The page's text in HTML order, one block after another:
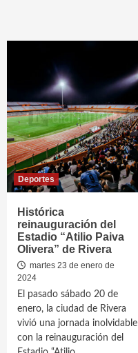
Deportes
Histórica
reinauguración del
Estadio “Atilio Paiva
Olivera” de Rivera
martes 23 de enero de
2024
El pasado sábado 20 de
enero, la ciudad de Rivera
vivió una jornada inolvidable
con la reinauguración del